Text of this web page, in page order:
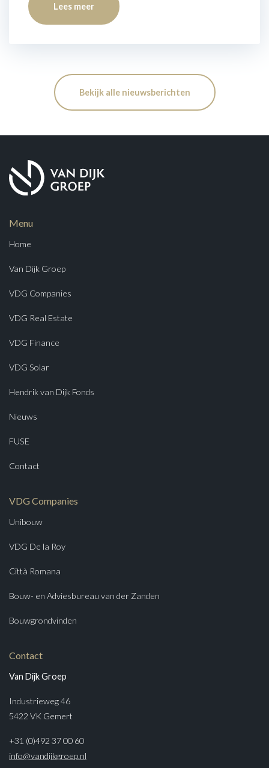
Lees meer
Bekijk alle nieuwsberichten
Menu
Home
Van Dijk Groep
VDG Companies
VDG Real Estate
VDG Finance
VDG Solar
Hendrik van Dijk Fonds
Nieuws
FUSE
Contact
VDG Companies
Unibouw
VDG De la Roy
Città Romana
Bouw- en Adviesbureau van der Zanden
Bouwgrondvinden
Contact
Van Dijk Groep
Industrieweg 46
5422 VK Gemert
+31 (0)492 37 00 60
info@vandijkgroep.nl